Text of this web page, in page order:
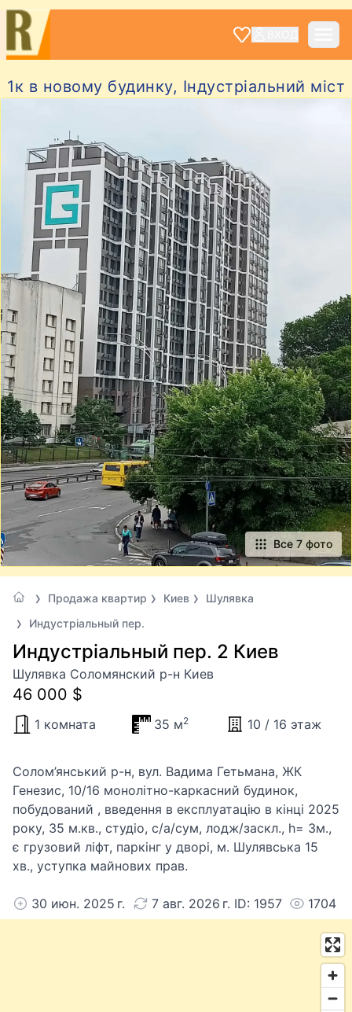
1к в новому будинку, Індустріальний міст
Все 7 фото
Продажа квартир Киев
Шулявка
Индустріальный пер.
Индустріальный пер. 2 Киев
Шулявка Соломянский р-н Киев
46 000 $
1 комната 35 м2 10 / 16 этаж
Солом’янський р-н, вул. Вадима Гетьмана, ЖК
Генезис, 10/16 монолітно-каркасний будинок,
побудований , введення в експлуатацію в кінці 2025
року, 35 м.кв., студіо, с/а/сум, лодж/заскл., h= 3м.,
є грузовий ліфт, паркінг у дворі, м. Шулявська 15
хв., уступка майнових прав.
30 июн. 2025 г. 7 авг. 2026 г. ID: 1957 1704